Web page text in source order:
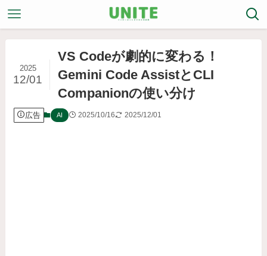
VS Codeが劇的に変わる！
Gemini Code AssistとCLI
Companionの使い分け
2025
12/01
広告 AI 2025/10/16 2025/12/01